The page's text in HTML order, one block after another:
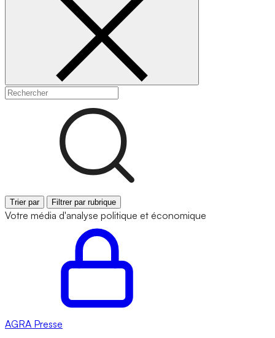
Trier par Filtrer par rubrique
Votre média d'analyse politique et économique
AGRA Presse